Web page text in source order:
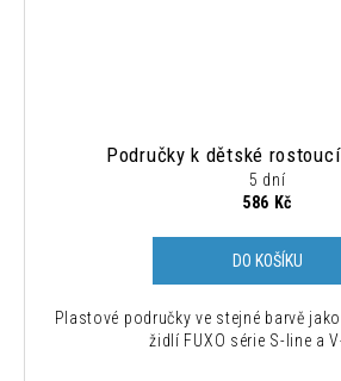
Područky k dětské
5 dní
586 Kč
DO KOŠÍKU
Plastové područky ve stejné barvě
židlí FUXO série S-line a